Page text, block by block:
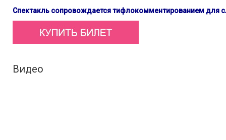
Спектакль сопровождается тифлокомментированием для
Видео